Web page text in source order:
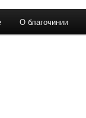
О благочинии